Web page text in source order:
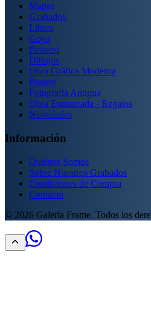
Mapas
Grabados
Libros
Goya
Piranesi
Dibujos
Obra Gráfica Moderna
Posters
Fotografía Antigua
Obra Enmarcada - Regalos
Novedades
Información
Quiénes Somos
Sobre Nuestros Grabados
Condiciones de Compra
Contacto
© 2026 Galería Frame. Todos los